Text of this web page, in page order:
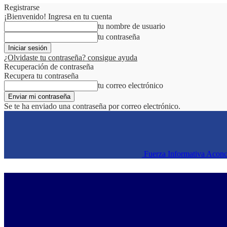
Registrarse
¡Bienvenido! Ingresa en tu cuenta
tu nombre de usuario
tu contraseña
¿Olvidaste tu contraseña? consigue ayuda
Recuperación de contraseña
Recupera tu contraseña
tu correo electrónico
Se te ha enviado una contraseña por correo electrónico.
Fuerza Informativa